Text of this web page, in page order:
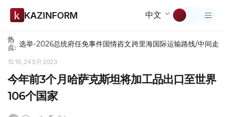
KAZINFORM 中文
热
点: 选举-2026总统府任免事件国情咨文跨里海国际运输路线/中间走廊
15:19, 24 5月 2023
今年前3个月哈萨克斯坦将加工品出口至世界
106个国家